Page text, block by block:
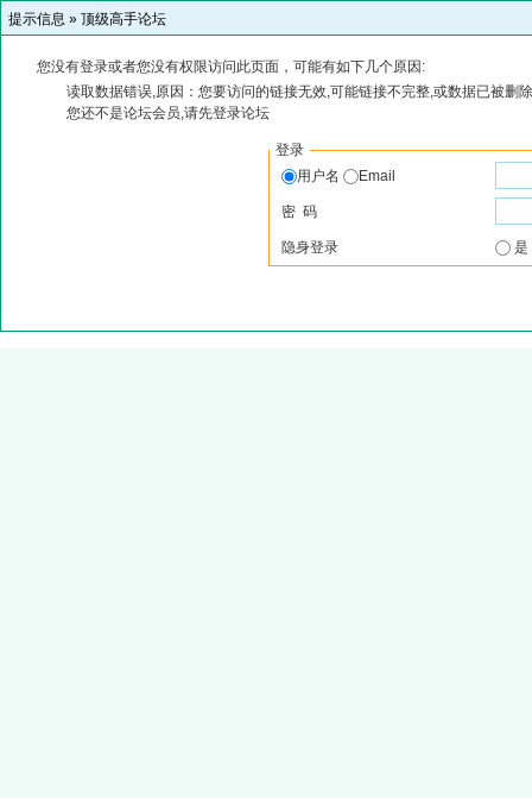
提示信息 » 顶级高手论坛
您没有登录或者您没有权限访问此页面，可能有如下几个原因:
读取数据错误,原因：您要访问的链接无效,可能链接不完整,或数据已被删
您还不是论坛会员,请先登录论坛
登录
用户名
Email
密 码
隐身登录